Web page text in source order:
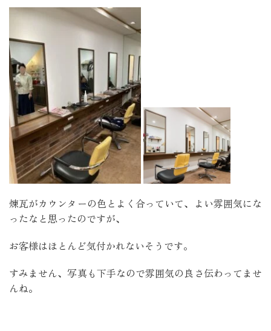
煉瓦がカウンターの色とよく合っていて、よい雰囲気にな
ったなと思ったのですが、
お客様はほとんど気付かれないそうです。
すみません、写真も下手なので雰囲気の良さ伝わってませ
んね。